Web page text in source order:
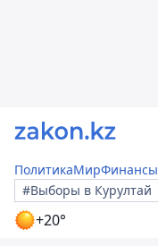
ПолитикаМирФинансы
#Выборы в Курултай
+20°